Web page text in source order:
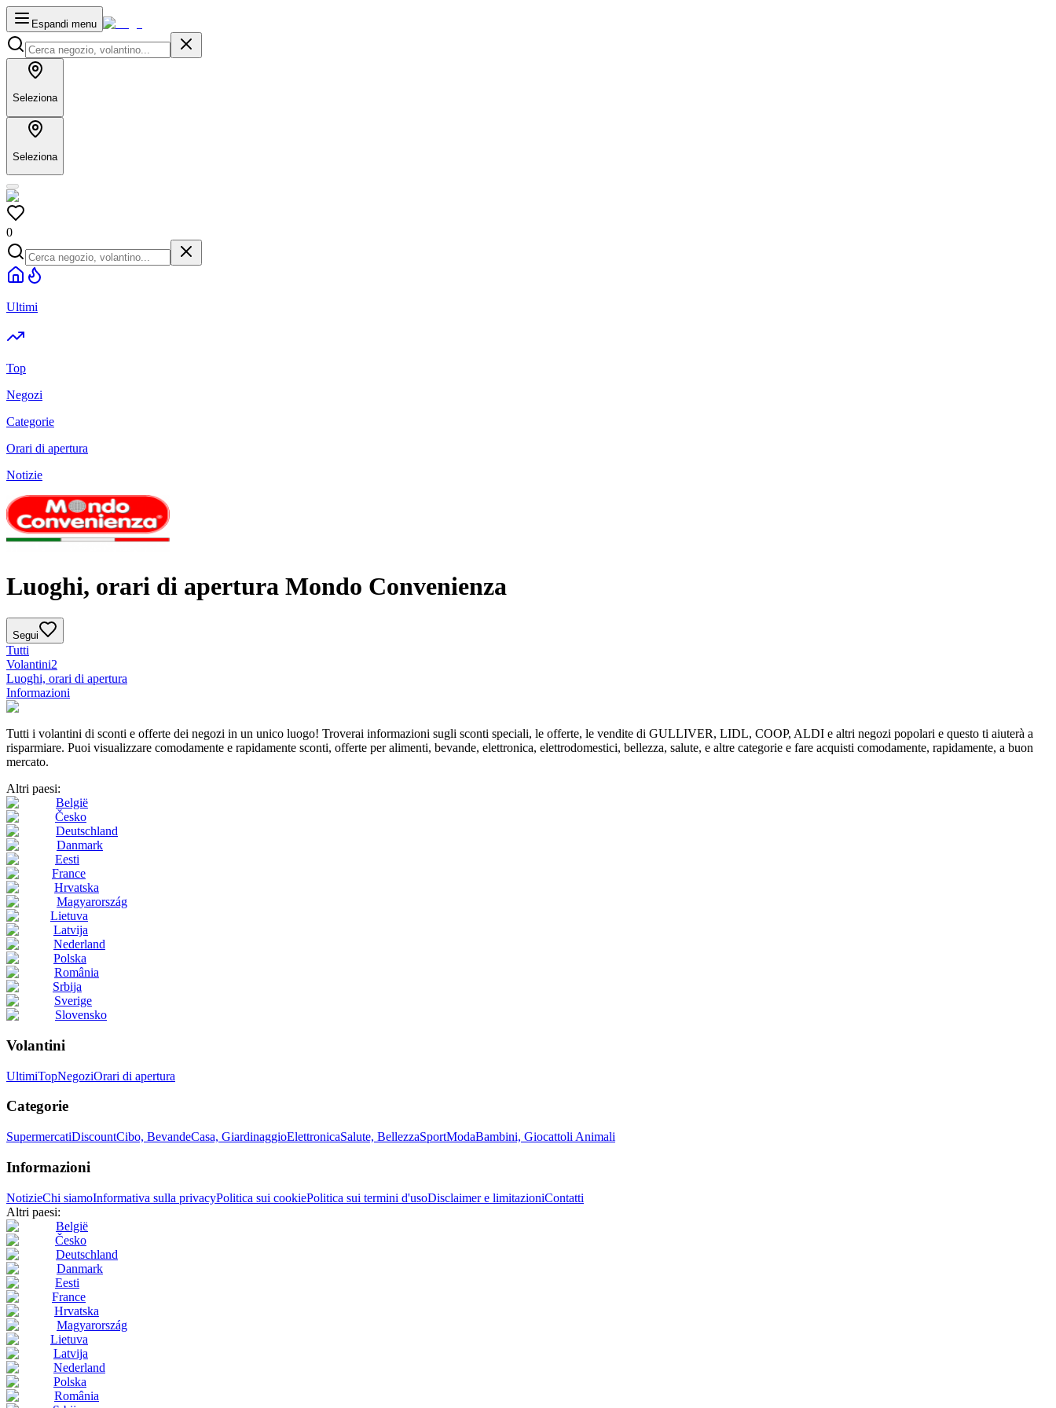
Espandi menu
Seleziona
Seleziona
0
Ultimi
Top
Negozi
Categorie
Orari di apertura
Notizie
Luoghi, orari di apertura Mondo Convenienza
Segui
Tutti
Volantini2
Luoghi, orari di apertura
Informazioni
Tutti i volantini di sconti e offerte dei negozi in un unico luogo! Troverai informazioni sugli sconti speciali, le offerte, le vendite di GULLIVER, LIDL, COOP, ALDI e altri negozi popolari e questo ti aiuterà a
risparmiare. Puoi visualizzare comodamente e rapidamente sconti, offerte per alimenti, bevande, elettronica, elettrodomestici, bellezza, salute, e altre categorie e fare acquisti comodamente, rapidamente, a buon
mercato.
Altri paesi:
België
Česko
Deutschland
Danmark
Eesti
France
Hrvatska
Magyarország
Lietuva
Latvija
Nederland
Polska
România
Srbija
Sverige
Slovensko
Volantini
UltimiTopNegoziOrari di apertura
Categorie
SupermercatiDiscountCibo, BevandeCasa, GiardinaggioElettronicaSalute, BellezzaSportModaBambini, Giocattoli Animali
Informazioni
NotizieChi siamoInformativa sulla privacyPolitica sui cookiePolitica sui termini d'usoDisclaimer e limitazioniContatti
Altri paesi:
België
Česko
Deutschland
Danmark
Eesti
France
Hrvatska
Magyarország
Lietuva
Latvija
Nederland
Polska
România